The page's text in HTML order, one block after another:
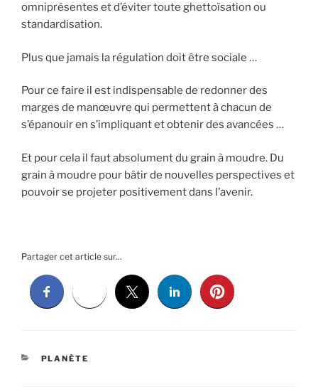
omniprésentes et d’éviter toute ghettoïsation ou
standardisation.
Plus que jamais la régulation doit être sociale …
Pour ce faire il est indispensable de redonner des
marges de manœuvre qui permettent à chacun de
s’épanouir en s’impliquant et obtenir des avancées …
Et pour cela il faut absolument du grain à moudre. Du
grain à moudre pour bâtir de nouvelles perspectives et
pouvoir se projeter positivement dans l’avenir.
Partager cet article sur...
CATÉGORIES
PLANÈTE